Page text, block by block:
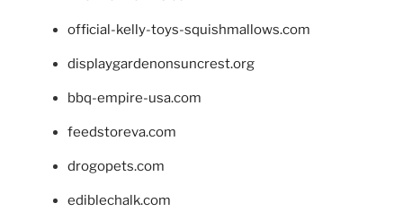
official-kelly-toys-squishmallows.com
displaygardenonsuncrest.org
bbq-empire-usa.com
feedstoreva.com
drogopets.com
ediblechalk.com